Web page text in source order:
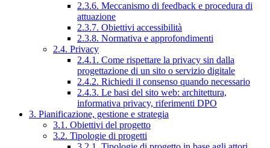
2.3.6. Meccanismo di feedback e procedura di
attuazione
2.3.7. Obiettivi accessibilità
2.3.8. Normativa e approfondimenti
2.4. Privacy
2.4.1. Come rispettare la privacy sin dalla
progettazione di un sito o servizio digitale
2.4.2. Richiedi il consenso quando necessario
2.4.3. Le basi del sito web: architettura,
informativa privacy, riferimenti DPO
3. Pianificazione, gestione e strategia
3.1. Obiettivi del progetto
3.2. Tipologie di progetti